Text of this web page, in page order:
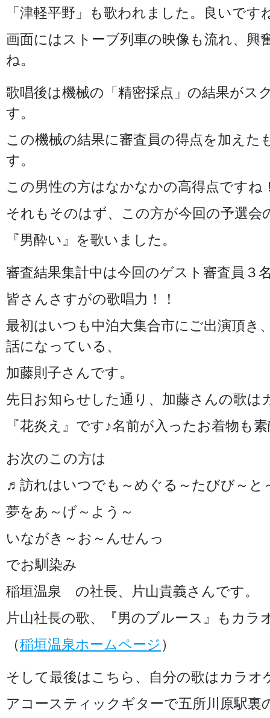
「津軽平野」も歌われました。良いです
画面にはストーブ列車の映像も流れ、興
ね。
歌唱後は機械の「精密採点」の結果がス
す。
この機械の結果に審査員の得点を加えた
す。
この男性の方はなかなかの高得点ですね
それもそのはず、この方が今回の予選会
『男酔い』を歌いました。
審査結果集計中は今回のゲスト審査員３
皆さんさすがの歌唱力！！
最初はいつも中泊大集合市にご出演頂き
話になっている、
加藤則子さんです。
先日お知らせした通り、加藤さんの歌は
『花炎え』です♪名前が入ったお着物も
お次のこの方は
♬訪れはいつでも～めぐる～たびび～と
夢をあ～げ～よう～
いながき～お～んせんっ
でお馴染み
稲垣温泉 の社長、片山貴義さんです。
片山社長の歌、『男のブルース』もカラ
（稲垣温泉ホームページ）
そして最後はこちら、自分の歌はカラオ
アコースティックギターで五所川原駅裏